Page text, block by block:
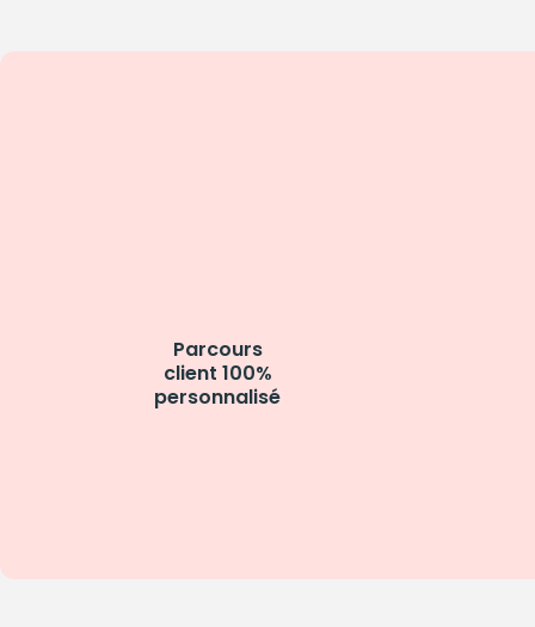
Parcours
client 100%
personnalisé